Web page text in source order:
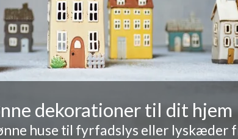
dekorationer til dit hjem
huse til fyrfadslys eller lyskæder